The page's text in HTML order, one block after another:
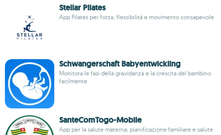
Stellar Pilates
App Pilates per forza, flessibilità e movimento consapevole
Schwangerschaft Babyentwickling
Monitora le fasi della gravidanza e la crescita del bambino
facilmente
SanteComTogo-Mobile
App per la salute materna, pianificazione familiare e salute